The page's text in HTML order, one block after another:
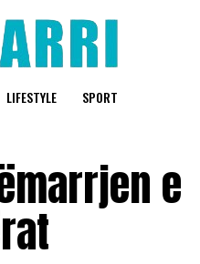
LIFESTYLE SPORT
e